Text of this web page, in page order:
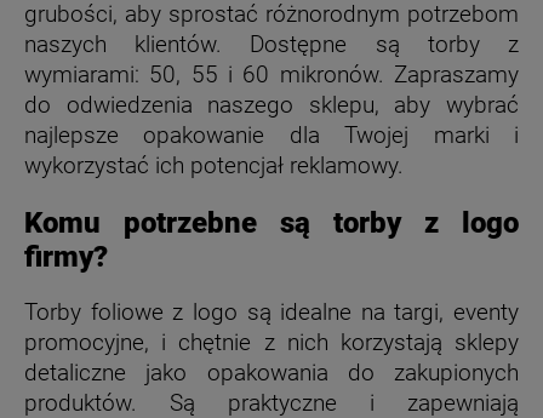
grubości, aby sprostać różnorodnym potrzebom
naszych klientów. Dostępne są torby z
wymiarami: 50, 55 i 60 mikronów. Zapraszamy
do odwiedzenia naszego sklepu, aby wybrać
najlepsze opakowanie dla Twojej marki i
wykorzystać ich potencjał reklamowy.
Komu potrzebne są torby z logo
firmy?
Torby foliowe z logo są idealne na targi, eventy
promocyjne, i chętnie z nich korzystają sklepy
detaliczne jako opakowania do zakupionych
produktów. Są praktyczne i zapewniają